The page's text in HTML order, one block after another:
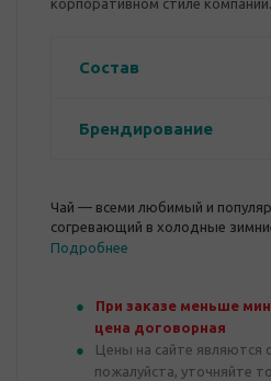
корпоративном стиле компании.
Состав
Брендирование
Чай — всеми любимый и
согревающий в холодные
Подробнее
При заказе меньше
цена договорная
Цены на сайте являются
пожалуйста, уточняйте